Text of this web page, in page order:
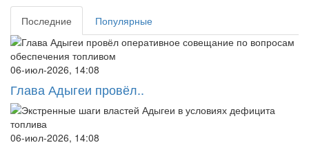
Последние Популярные
06-июл-2026, 14:08
Глава Адыгеи провёл..
06-июл-2026, 14:08